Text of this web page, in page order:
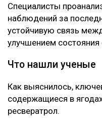
Специалисты
наблюдений за
устойчивую связь
улучшением состояния
Что нашли ученые
Как выяснилось,
содержащиеся в
ресвератрол.